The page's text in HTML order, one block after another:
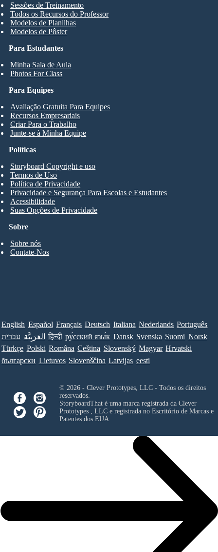
Para Estudantes
Minha Sala de Aula
Photos For Class
Sessões de Treinamento
Todos os Recursos do Professor
Modelos de Planilhas
Modelos de Pôster
Para Equipes
Avaliação Gratuita Para Equipes
Recursos Empresariais
Criar Para o Trabalho
Junte-se à Minha Equipe
Sobre
Sobre nós
Contate-Nos
Políticas
Storyboard Copyright e uso
Termos de Uso
Política de Privacidade
Privacidade e Segurança Para Escolas e Estudantes
Acessibilidade
Suas Opções de Privacidade
English Español Français Deutsch Italiana Nederlands Português
עברית العَرَبِيَّة हिन्दी ру́сский язы́к Dansk Svenska Suomi Norsk
Türkçe Polski Româna Ceština Slovenský Magyar Hrvatski
български Lietuvos Slovenščina Latvijas eesti
© 2026 - Clever Prototypes, LLC - Todos os direitos
reservados.
StoryboardThat é uma marca registrada da Clever
Prototypes , LLCe registrada no Escritório de Marcas e
Patentes dos EUA